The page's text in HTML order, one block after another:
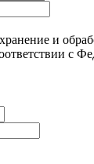
и
с